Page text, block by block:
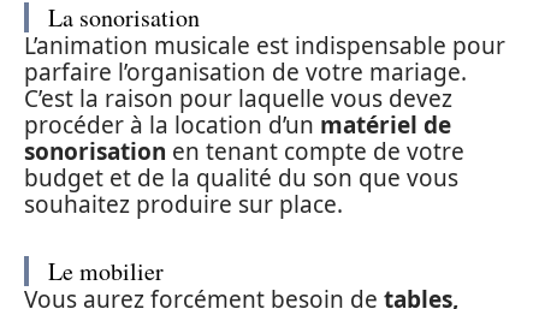
La sonorisation
L’animation musicale est indispensable pour
parfaire l’organisation de votre mariage.
C’est la raison pour laquelle vous devez
procéder à la location d’un matériel de
sonorisation en tenant compte de votre
budget et de la qualité du son que vous
souhaitez produire sur place.
Le mobilier
Vous aurez forcément besoin de tables,